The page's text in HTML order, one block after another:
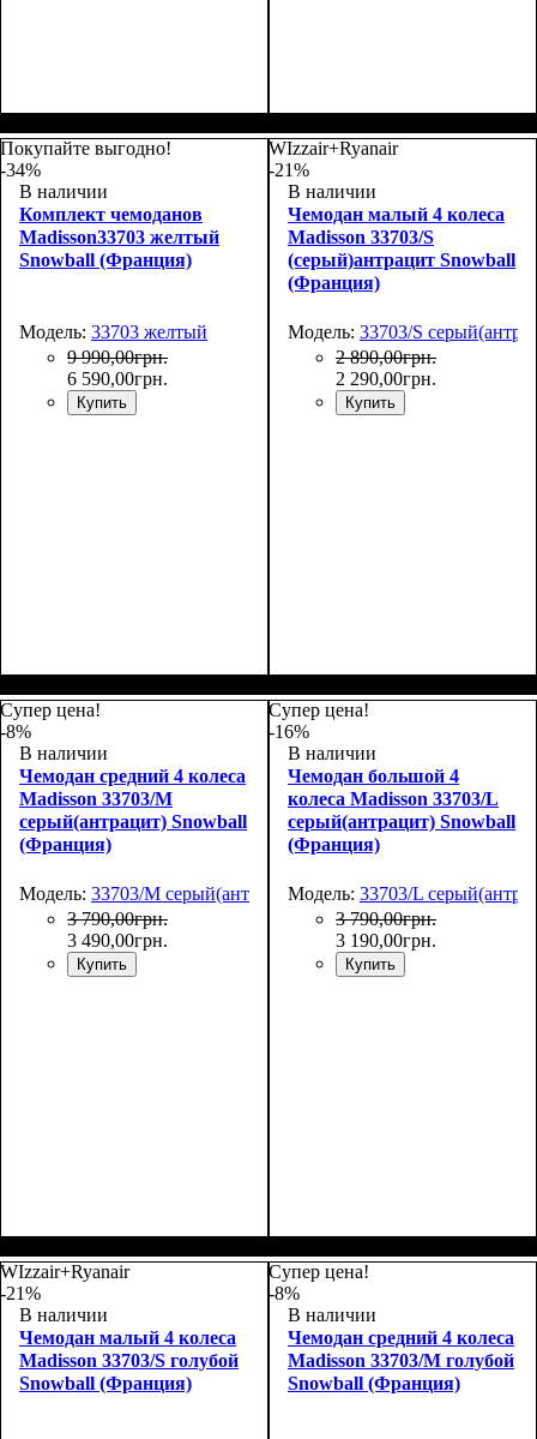
Покупайте выгодно!
-34%
В наличии
Комплект чемоданов
Madisson33703 желтый
Snowball (Франция)
Модель: 33703 желтый
9 990,00грн.
6 590,00грн.
Купить
WIzzair+Ryanair
-21%
В наличии
Чемодан малый 4 колеса
Madisson 33703/S
(серый)антрацит Snowball
(Франция)
Модель: 33703/S
2 890,00грн.
2 290,00грн.
Купить
55х36х20
Супер цена!
-8%
В наличии
Чемодан средний 4 колеса
Madisson 33703/M
серый(антрацит) Snowball
(Франция)
Модель: 33703/M серый(антрацит)
3 790,00грн.
3 490,00грн.
Купить
66х44х27
Супер цена!
-16%
В наличии
Чемодан большой 4
колеса Madisson 33703/L
серый(антрацит) Snowball
(Франция)
Модель: 33703/L
3 790,00грн.
3 190,00грн.
Купить
75х50х30
WIzzair+Ryanair
-21%
В наличии
Чемодан малый 4 колеса
Madisson 33703/S голубой
Snowball (Франция)
Супер цена!
-8%
В наличии
Чемодан средний 4 колеса
Madisson 33703/M голубой
Snowball (Франция)